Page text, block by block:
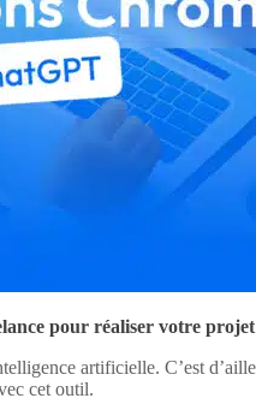
pour réaliser votre
artificielle. C’est
cet outil.